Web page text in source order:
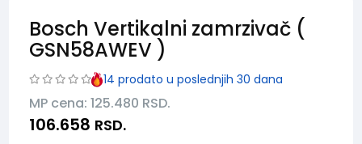
Bosch Vertikalni zamrzivač (
GSN58AWEV )
14 prodato u poslednjih 30 dana
MP cena: 125.480 RSD.
106.658 RSD.